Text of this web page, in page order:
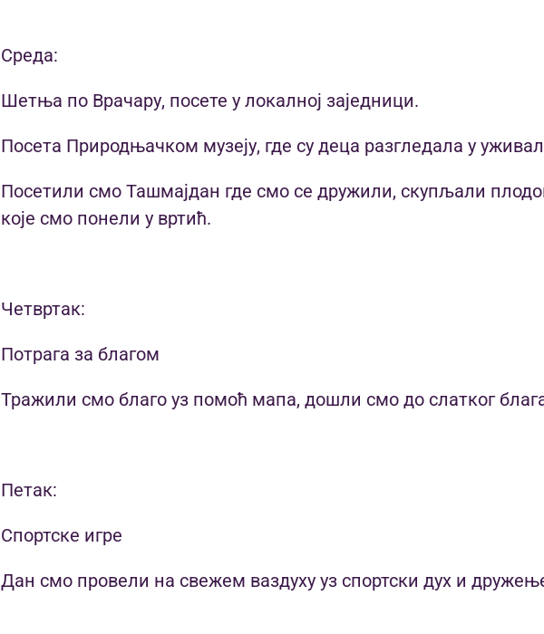
Среда:
Шетња по Врачару, посете у локалној заједници.
Посета Природњачком музеју, где су деца разгледала у
Посетили смо Ташмајдан где смо се дружили, скупљали
које смо понели у вртић.
Четвртак:
Потрага за благом
Тражили смо благо уз помоћ мапа, дошли смо до слатког
Петак:
Спортске игре
Дан смо провели на свежем ваздуху уз спортски дух и